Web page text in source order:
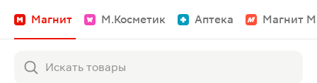
Магнит М.Косметик Аптека Магнит